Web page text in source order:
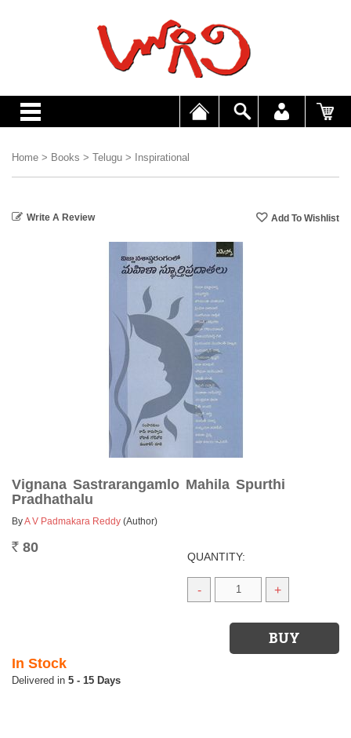
Home > Books > Telugu > Inspirational
Write A Review
Vignana Sastrarangamlo Mahila Spurthi
Pradhathalu
ByA V Padmakara Reddy (Author)
Rs. 80
QUANTITY:
- +
In Stock
5 - 15 Days